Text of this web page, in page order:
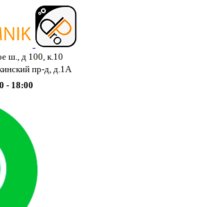
ш., д 100, к.10
пр-д, д.1А
- 18:00